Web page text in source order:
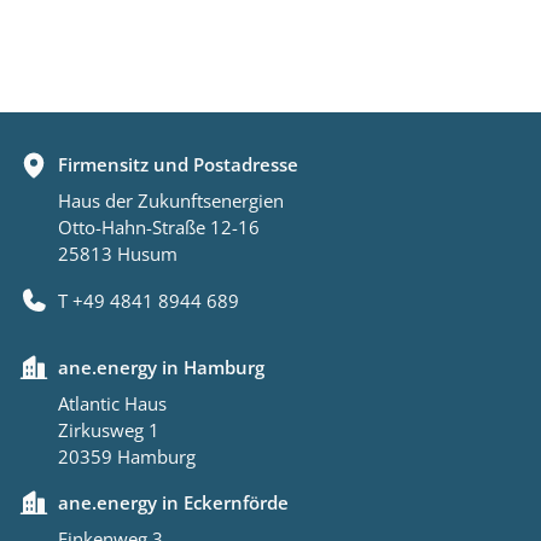
Firmensitz und Postadresse
Haus der Zukunftsenergien
Otto-Hahn-Straße 12-16
25813 Husum
T +49 4841 8944 689
ane.energy in Hamburg
Atlantic Haus
Zirkusweg 1
20359 Hamburg
ane.energy in Eckernförde